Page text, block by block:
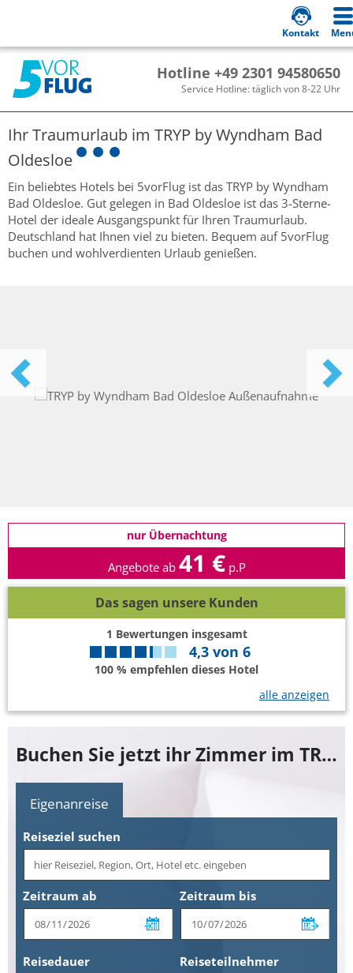
Hotline +49 2301 94580650
Service Hotline: täglich von 8-22 Uhr
Kontakt
Ihr Traumurlaub im TRYP by Wyndham Bad
Oldesloe
Ein beliebtes Hotels bei 5vorFlug ist das TRYP by Wyndham
Bad Oldesloe. Gut gelegen in Bad Oldesloe ist das 3-Sterne-
Hotel der ideale Ausgangspunkt für Ihren Traumurlaub.
Deutschland hat Ihnen viel zu bieten. Bequem auf 5vorFlug
buchen und wohlverdienten Urlaub genießen.
nur Übernachtung
Angebote ab 41 € p.P
Das sagen unsere Kunden
1 Bewertungen insgesamt
4,3 von 6
100 % empfehlen dieses Hotel
alle anzeigen
Buchen Sie jetzt ihr Zimmer im TRYP by Wyndham Bad Oldesloe
Eigenanreise
Reiseziel suchen
Zeitraum ab Zeitraum bis
Reisedauer Reiseteilnehmer